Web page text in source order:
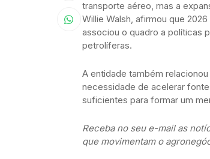
transporte aéreo, mas a
Willie Walsh, afirmou que
associou o quadro a políticas
petrolíferas.
A entidade também
necessidade de acelerar
suficientes para formar um
Receba no seu e-mail as
que movimentam o